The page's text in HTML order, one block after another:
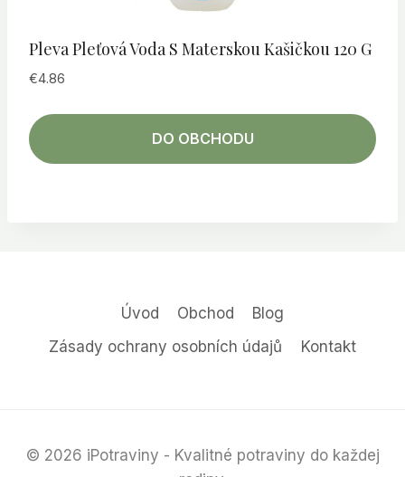
Pleva Pleťová Voda S Materskou Kašičkou 120 G
€4.86
DO OBCHODU
Úvod Obchod
Blog
Zásady ochrany osobních údajů
Kontakt
© 2026 iPotraviny - Kvalitné potraviny do každej